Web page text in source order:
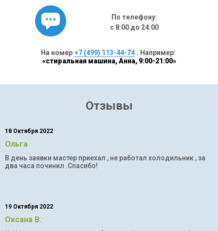
По телефону:
с 8:00 до 24:00
На номер +7 (499) 113-44-74 . Например:
«стиральная машина, Анна, 9:00-21:00»
Отзывы
18 Октября 2022
Ольга
В день заявки мастер приехал , не работал холодильник , за
два часа починил .Спасибо!
19 Октября 2022
Оксана В.